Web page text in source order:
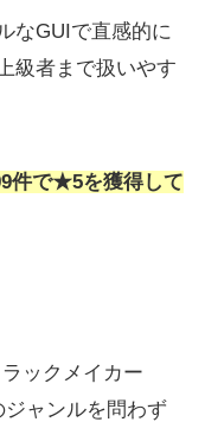
なGUIで直感的に
級者まで扱いやす
件で★5を獲得して
ックメイカー
ャンルを問わず